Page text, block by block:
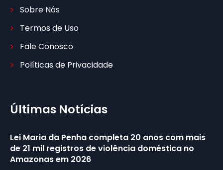
Sobre Nós
Termos de Uso
Fale Conosco
Políticas de Privacidade
Últimas Notícias
Lei Maria da Penha completa 20 anos com mais
de 21 mil registros de violência doméstica no
Amazonas em 2026